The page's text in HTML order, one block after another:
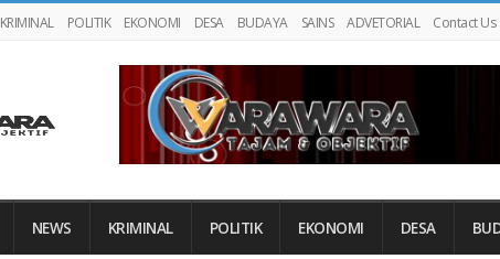
KRIMINAL POLITIK EKONOMI DESA BUDAYA SAINS ADVETORIAL Contact Us
NEWS KRIMINAL POLITIK EKONOMI DESA